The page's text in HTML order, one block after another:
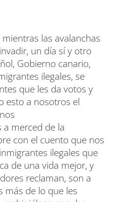
las avalanchas
un día sí y otro
Gobierno canario,
ilegales, se
que les da votos y
esto a nosotros el
merced de la
con el cuento que nos
ilegales que
de una vida mejor, y
reclaman, son a
más de lo que les